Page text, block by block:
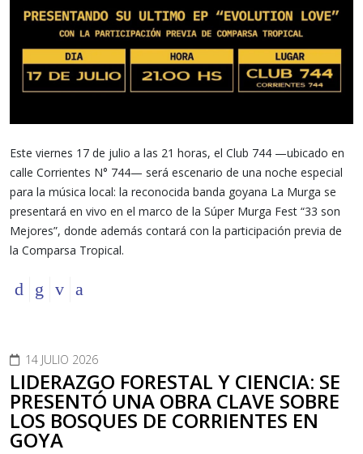
Este viernes 17 de julio a las 21 horas, el Club 744 —ubicado en
calle Corrientes N° 744— será escenario de una noche especial
para la música local: la reconocida banda goyana La Murga se
presentará en vivo en el marco de la Súper Murga Fest “33 son
Mejores”, donde además contará con la participación previa de
la Comparsa Tropical.
14 JULIO 2026
LIDERAZGO FORESTAL Y CIENCIA: SE
PRESENTÓ UNA OBRA CLAVE SOBRE
LOS BOSQUES DE CORRIENTES EN
GOYA